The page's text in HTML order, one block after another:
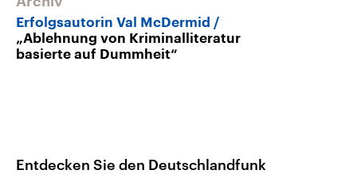
Erfolgsautorin Val McDermid
„Ablehnung von Kriminalliteratur
basierte auf Dummheit“
Entdecken Sie den Deutschlandfunk